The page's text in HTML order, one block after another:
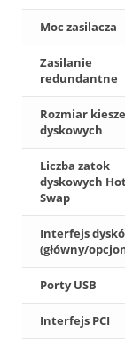
Moc zasilacza
Zasilanie
redundantne
Rozmiar
dyskowych
Liczba zatok
dyskowych
Swap
Interfejs
(główny/
Porty USB
Interfejs PCI